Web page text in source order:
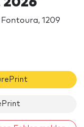
Fontoura, 1209